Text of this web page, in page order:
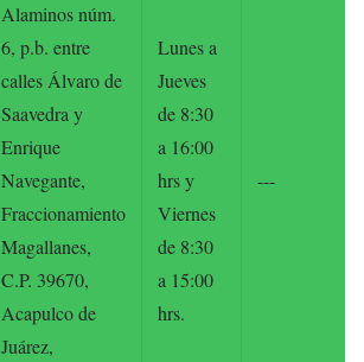
Alaminos núm.
6, p.b. entre
calles Álvaro de
Saavedra y
Enrique
Navegante,
Fraccionamiento
Magallanes,
C.P. 39670,
Acapulco de
Juárez,
Lunes a
Jueves
de 8:30
a 16:00
hrs y
Viernes
de 8:30
a 15:00
hrs.
---